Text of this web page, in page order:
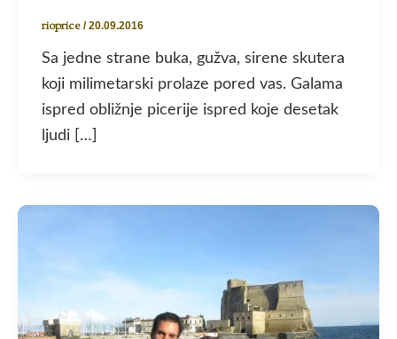
rioprice /20.09.2016
Sa jedne strane buka, gužva, sirene skutera
koji milimetarski prolaze pored vas. Galama
ispred obližnje picerije ispred koje desetak
ljudi […]